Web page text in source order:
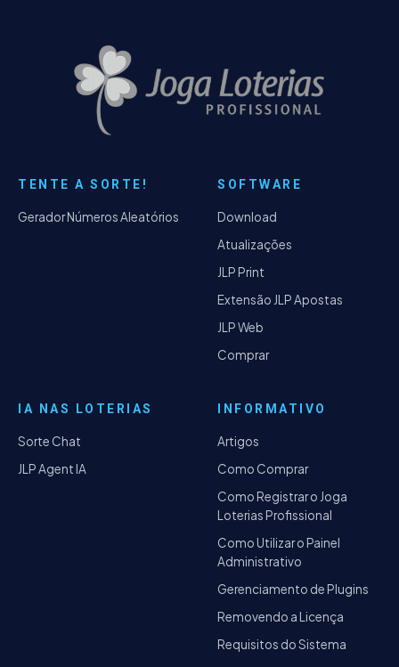
TENTE A SORTE!
Gerador Números Aleatórios
SOFTWARE
Download
Atualizações
JLP Print
Extensão JLP Apostas
JLP Web
Comprar
IA NAS LOTERIAS
Sorte Chat
JLP Agent IA
INFORMATIVO
Artigos
Como Comprar
Como Registrar o Joga
Loterias Profissional
Como Utilizar o Painel
Administrativo
Gerenciamento de Plugins
Removendo a Licença
Requisitos do Sistema